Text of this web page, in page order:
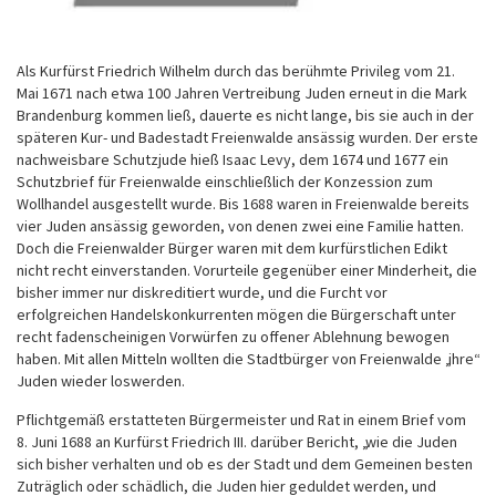
Als Kurfürst Friedrich Wilhelm durch das berühmte Privileg vom 21.
Mai 1671 nach etwa 100 Jahren Vertreibung Juden erneut in die Mark
Brandenburg kommen ließ, dauerte es nicht lange, bis sie auch in der
späteren Kur- und Badestadt Freienwalde ansässig wurden. Der erste
nachweisbare Schutzjude hieß Isaac Levy, dem 1674 und 1677 ein
Schutzbrief für Freienwalde einschließlich der Konzession zum
Wollhandel ausgestellt wurde. Bis 1688 waren in Freienwalde bereits
vier Juden ansässig geworden, von denen zwei eine Familie hatten.
Doch die Freienwalder Bürger waren mit dem kurfürstlichen Edikt
nicht recht einverstanden. Vorurteile gegenüber einer Minderheit, die
bisher immer nur diskreditiert wurde, und die Furcht vor
erfolgreichen Handelskonkurrenten mögen die Bürgerschaft unter
recht fadenscheinigen Vorwürfen zu offener Ablehnung bewogen
haben. Mit allen Mitteln wollten die Stadtbürger von Freienwalde „ihre“
Juden wieder loswerden.
Pflichtgemäß erstatteten Bürgermeister und Rat in einem Brief vom
8. Juni 1688 an Kurfürst Friedrich III. darüber Bericht, „wie die Juden
sich bisher verhalten und ob es der Stadt und dem Gemeinen besten
Zuträglich oder schädlich, die Juden hier geduldet werden, und